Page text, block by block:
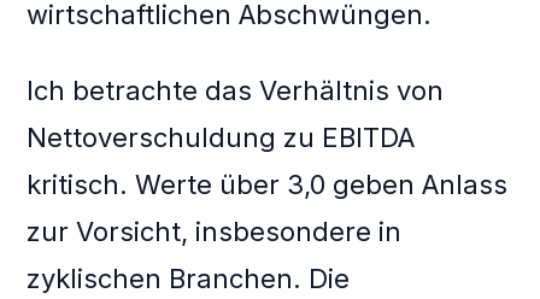
wirtschaftlichen Abschwüngen.
Ich betrachte das Verhältnis von
Nettoverschuldung zu EBITDA
kritisch. Werte über 3,0 geben Anlass
zur Vorsicht, insbesondere in
zyklischen Branchen. Die